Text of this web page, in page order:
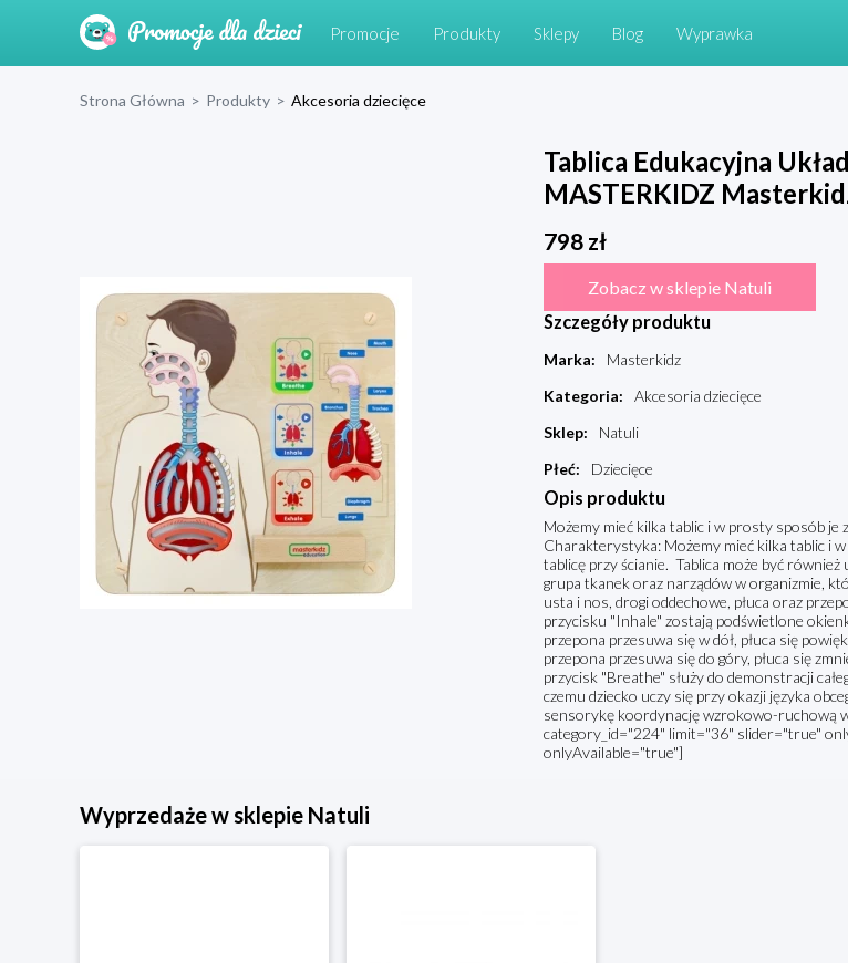
Promocje Produkty Sklepy Blog Wyprawka
Strona Główna > Produkty > Akcesoria dziecięce
Tablica Edukacyjna
MASTERKIDZ
798zł
Zobacz w sklepie Natuli
Szczegóły produktu
Marka:
Masterkidz
Kategoria:
Akcesoria dziecięce
Sklep:
Natuli
Płeć: Dziecięce
Opis produktu
Możemy mieć kilka tablic i w prosty sposób je
Charakterystyka: Możemy mieć kilka tablic i
tablicę przy ścianie. Tablica może być
grupa tkanek oraz narządów w organizmie,
usta i nos, drogi oddechowe, płuca oraz
przycisku "Inhale" zostają podświetlone
przepona przesuwa się w dół, płuca się
przepona przesuwa się do góry, płuca się
przycisk "Breathe" służy do demonstracji
czemu dziecko uczy się przy okazji języka
sensorykę koordynację wzrokowo-ruchową
category_id="224" limit="36" slider="true"
onlyAvailable="true"]
Wyprzedaże w sklepie Natuli